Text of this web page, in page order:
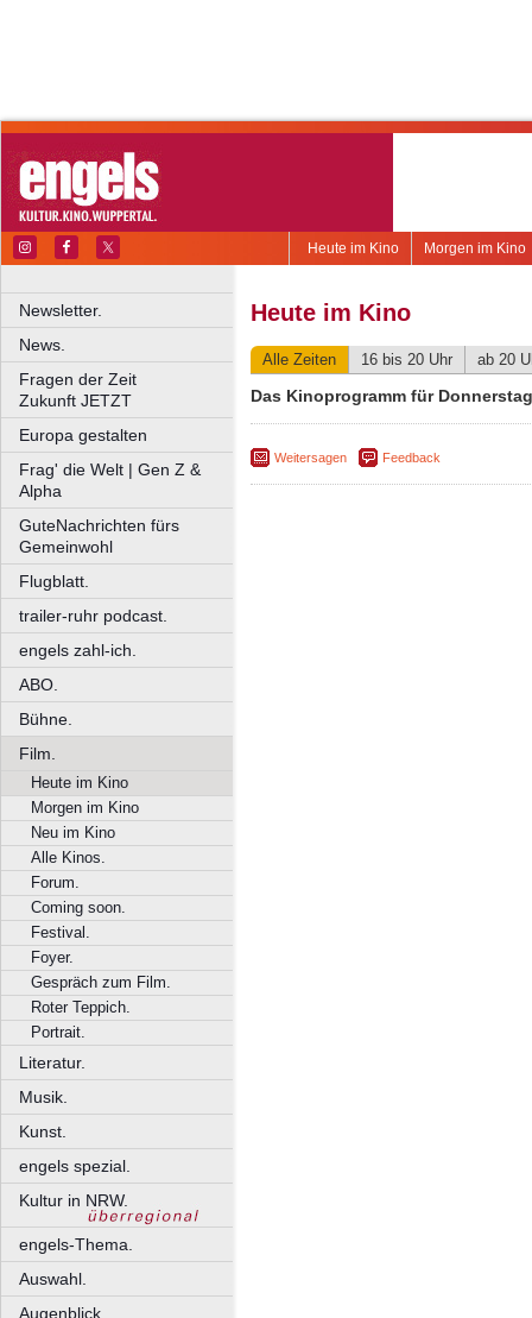
Morgen im Kino
Heute im Kino
Newsletter.
News.
Fragen der Zeit
Zukunft JETZT
Europa gestalten
Frag' die Welt | Gen Z &
Alpha
GuteNachrichten fürs
Gemeinwohl
Flugblatt.
trailer-ruhr podcast.
engels zahl-ich.
ABO.
Bühne.
Film.
Heute im Kino
Morgen im Kino
Neu im Kino
Alle Kinos.
Forum.
Coming soon.
Festival.
Foyer.
Gespräch zum Film.
Roter Teppich.
Portrait.
Literatur.
Musik.
Kunst.
engels spezial.
Kultur in NRW.
engels-Thema.
Auswahl.
Augenblick
Heute im Kino
Alle Zeiten 16 bis 20 Uhr ab 20
Das Kinoprogramm für
Weitersagen Feedback